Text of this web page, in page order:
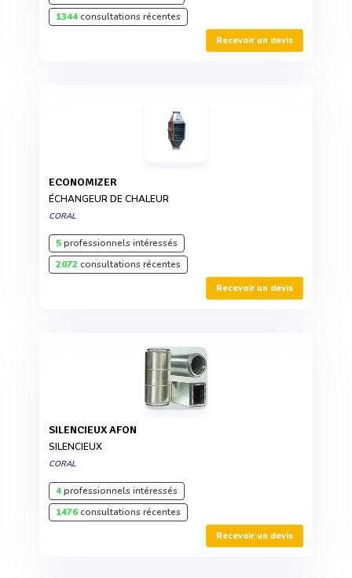
1344consultations récentes
Recevoir un devis
ECONOMIZER
ÉCHANGEUR DE CHALEUR
CORAL
5professionnels intéressés
2072consultations récentes
Recevoir un devis
SILENCIEUX AFON
SILENCIEUX
CORAL
4professionnels intéressés
1476consultations récentes
Recevoir un devis